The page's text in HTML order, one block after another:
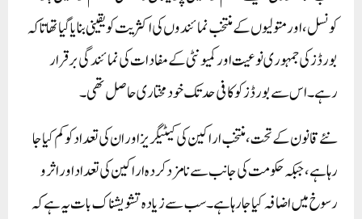
کونسل، اور متولیوں کے منتخب نمائندوں کی اکثریت کو یقینی بنایا گیا تھا تاکہ
بورڈز کی جمہوری نوعیت اور کمیونٹی کے مفادات کی نمائندگی برقرار
رہے۔ اس سے بورڈز کو کافی حد تک خودمختاری حاصل تھی۔
نئے قانون کے تحت، منتخب اراکین کی کیٹیگریز اور ان کی تعداد کو کم کیا جا
رہا ہے، جبکہ حکومت کی جانب سے نامزد کردہ اراکین کی تعداد اور اثر و
رسوخ میں اضافہ کیا جا رہا ہے۔ سب سے زیادہ تشویشناک بات یہ ہے کہ